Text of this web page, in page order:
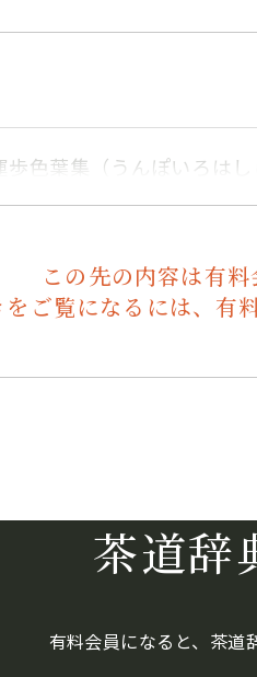
歩色葉集（うんぽいろは
この先の内容は有
をご覧になるには、有
茶道辞
有料会員になると、茶道